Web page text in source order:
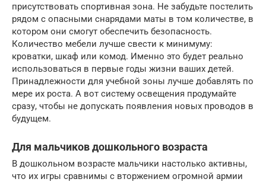
присутствовать спортивная зона. Не забудьте постелить
рядом с опасными снарядами маты в том количестве, в
котором они смогут обеспечить безопасность.
Количество мебели лучше свести к минимуму:
кроватки, шкаф или комод. Именно это будет реально
использоваться в первые годы жизни ваших детей.
Принадлежности для учебной зоны лучше добавлять по
мере их роста. А вот систему освещения продумайте
сразу, чтобы не допускать появления новых проводов в
будущем.
Для мальчиков дошкольного возраста
В дошкольном возрасте мальчики настолько активны,
что их игры сравнимы с вторжением огромной армии